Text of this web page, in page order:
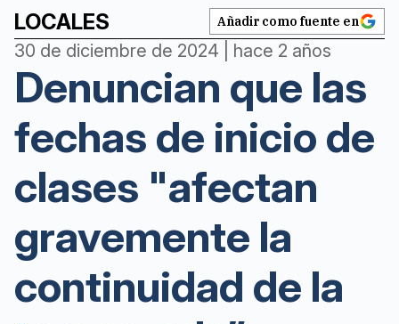
LOCALES Añadir como fuente en
30 de diciembre de 2024 | hace 2 años
Denuncian que las
fechas de inicio de
clases "afectan
gravemente la
continuidad de la